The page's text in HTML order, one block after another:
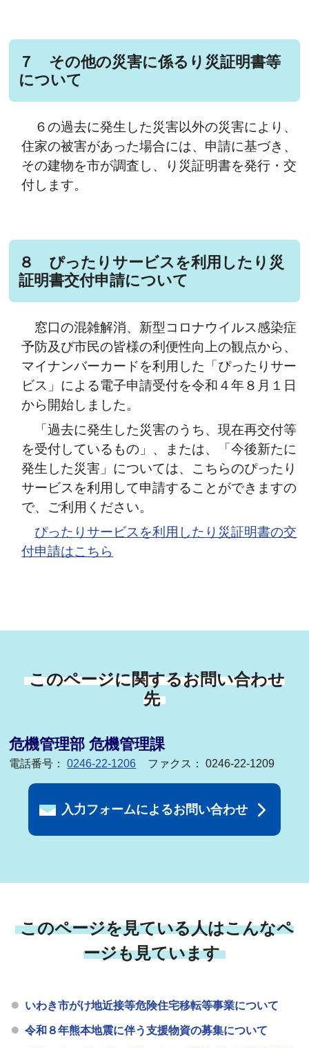
７ その他の災害に係るり災証明書等
について
６の過去に発生した災害以外の災害により、
住家の被害があった場合には、申請に基づき、
その建物を市が調査し、り災証明書を発行・交
付します。
８ ぴったりサービスを利用したり災
証明書交付申請について
窓口の混雑解消、新型コロナウイルス感染症
予防及び市民の皆様の利便性向上の観点から、
マイナンバーカードを利用した「ぴったりサー
ビス」による電子申請受付を令和４年８月１日
から開始しました。
「過去に発生した災害のうち、現在再交付等
を受付しているもの 」、または、「今後新たに
発生した災害」については、こちらのぴったり
サービスを利用して申請することができますの
で、ご利用ください。
ぴったりサービスを利用したり災証明書の交
付申請はこちら
このページに関するお問い合わせ
先
危機管理部 危機管理課
電話番号：0246-22-1206 ファクス： 0246-22-1209
入力フォームによるお問い合わせ
このページを見ている人はこんなペ
ージも見ています
いわき市がけ地近接等危険住宅移転等事業について
令和８年熊本地震に伴う支援物資の募集について